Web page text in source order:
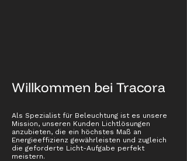
Willkommen bei Tracora
Als Spezialist für Beleuchtung ist es unsere
Mission, unseren Kunden Lichtlösungen
anzubieten, die ein höchstes Maß an
Energieeffizienz gewährleisten und zugleich
die geforderte Licht-Aufgabe perfekt
meistern.